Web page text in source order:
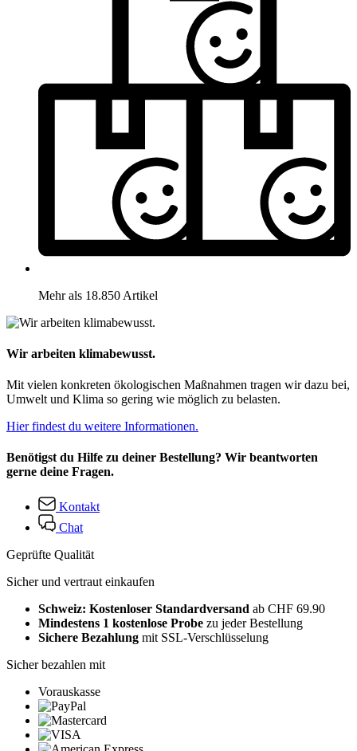
Mehr als 18.850 Artikel
Wir arbeiten klimabewusst.
Mit vielen konkreten ökologischen Maßnahmen tragen wir dazu bei,
Umwelt und Klima so gering wie möglich zu belasten.
Hier findest du weitere Informationen.
Benötigst du Hilfe zu deiner Bestellung? Wir beantworten
gerne deine Fragen.
Kontakt
Chat
Geprüfte Qualität
Sicher und vertraut einkaufen
Schweiz: Kostenloser Standardversand ab CHF 69.90
Mindestens 1 kostenlose Probe zu jeder Bestellung
Sichere Bezahlung mit SSL-Verschlüsselung
Sicher bezahlen mit
Vorauskasse